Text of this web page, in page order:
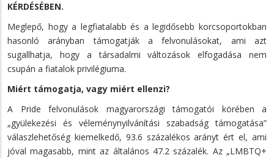
KÉRDÉSÉBEN.
Meglepő, hogy a legfiatalabb és a legidősebb korcsoportokban
hasonló arányban támogatják a felvonulásokat, ami azt
sugallhatja, hogy a társadalmi változások elfogadása nem
csupán a fiatalok privilégiuma.
Miért támogatja, vagy miért ellenzi?
A Pride felvonulások magyarországi támogatói körében a
„gyülekezési és véleménynyilvánítási szabadság támogatása”
válaszlehetőség kiemelkedő, 93.6 százalékos arányt ért el, ami
jóval magasabb, mint az általános 47.2 százalék. Az „LMBTQ+